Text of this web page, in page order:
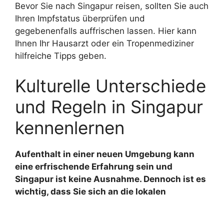
Bevor Sie nach Singapur reisen, sollten Sie auch
Ihren Impfstatus überprüfen und
gegebenenfalls auffrischen lassen. Hier kann
Ihnen Ihr Hausarzt oder ein Tropenmediziner
hilfreiche Tipps geben.
Kulturelle Unterschiede
und Regeln in Singapur
kennenlernen
Aufenthalt in einer neuen Umgebung kann
eine erfrischende Erfahrung sein und
Singapur ist keine Ausnahme. Dennoch ist es
wichtig, dass Sie sich an die lokalen